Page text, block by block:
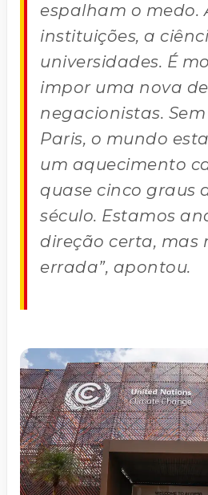
espalham o medo.
instituições, a
universidades. É
impor uma nova
negacionistas.
Paris, o mundo
um aquecimento
quase cinco graus
século. Estamos
direção certa, mas
errada”, apontou.